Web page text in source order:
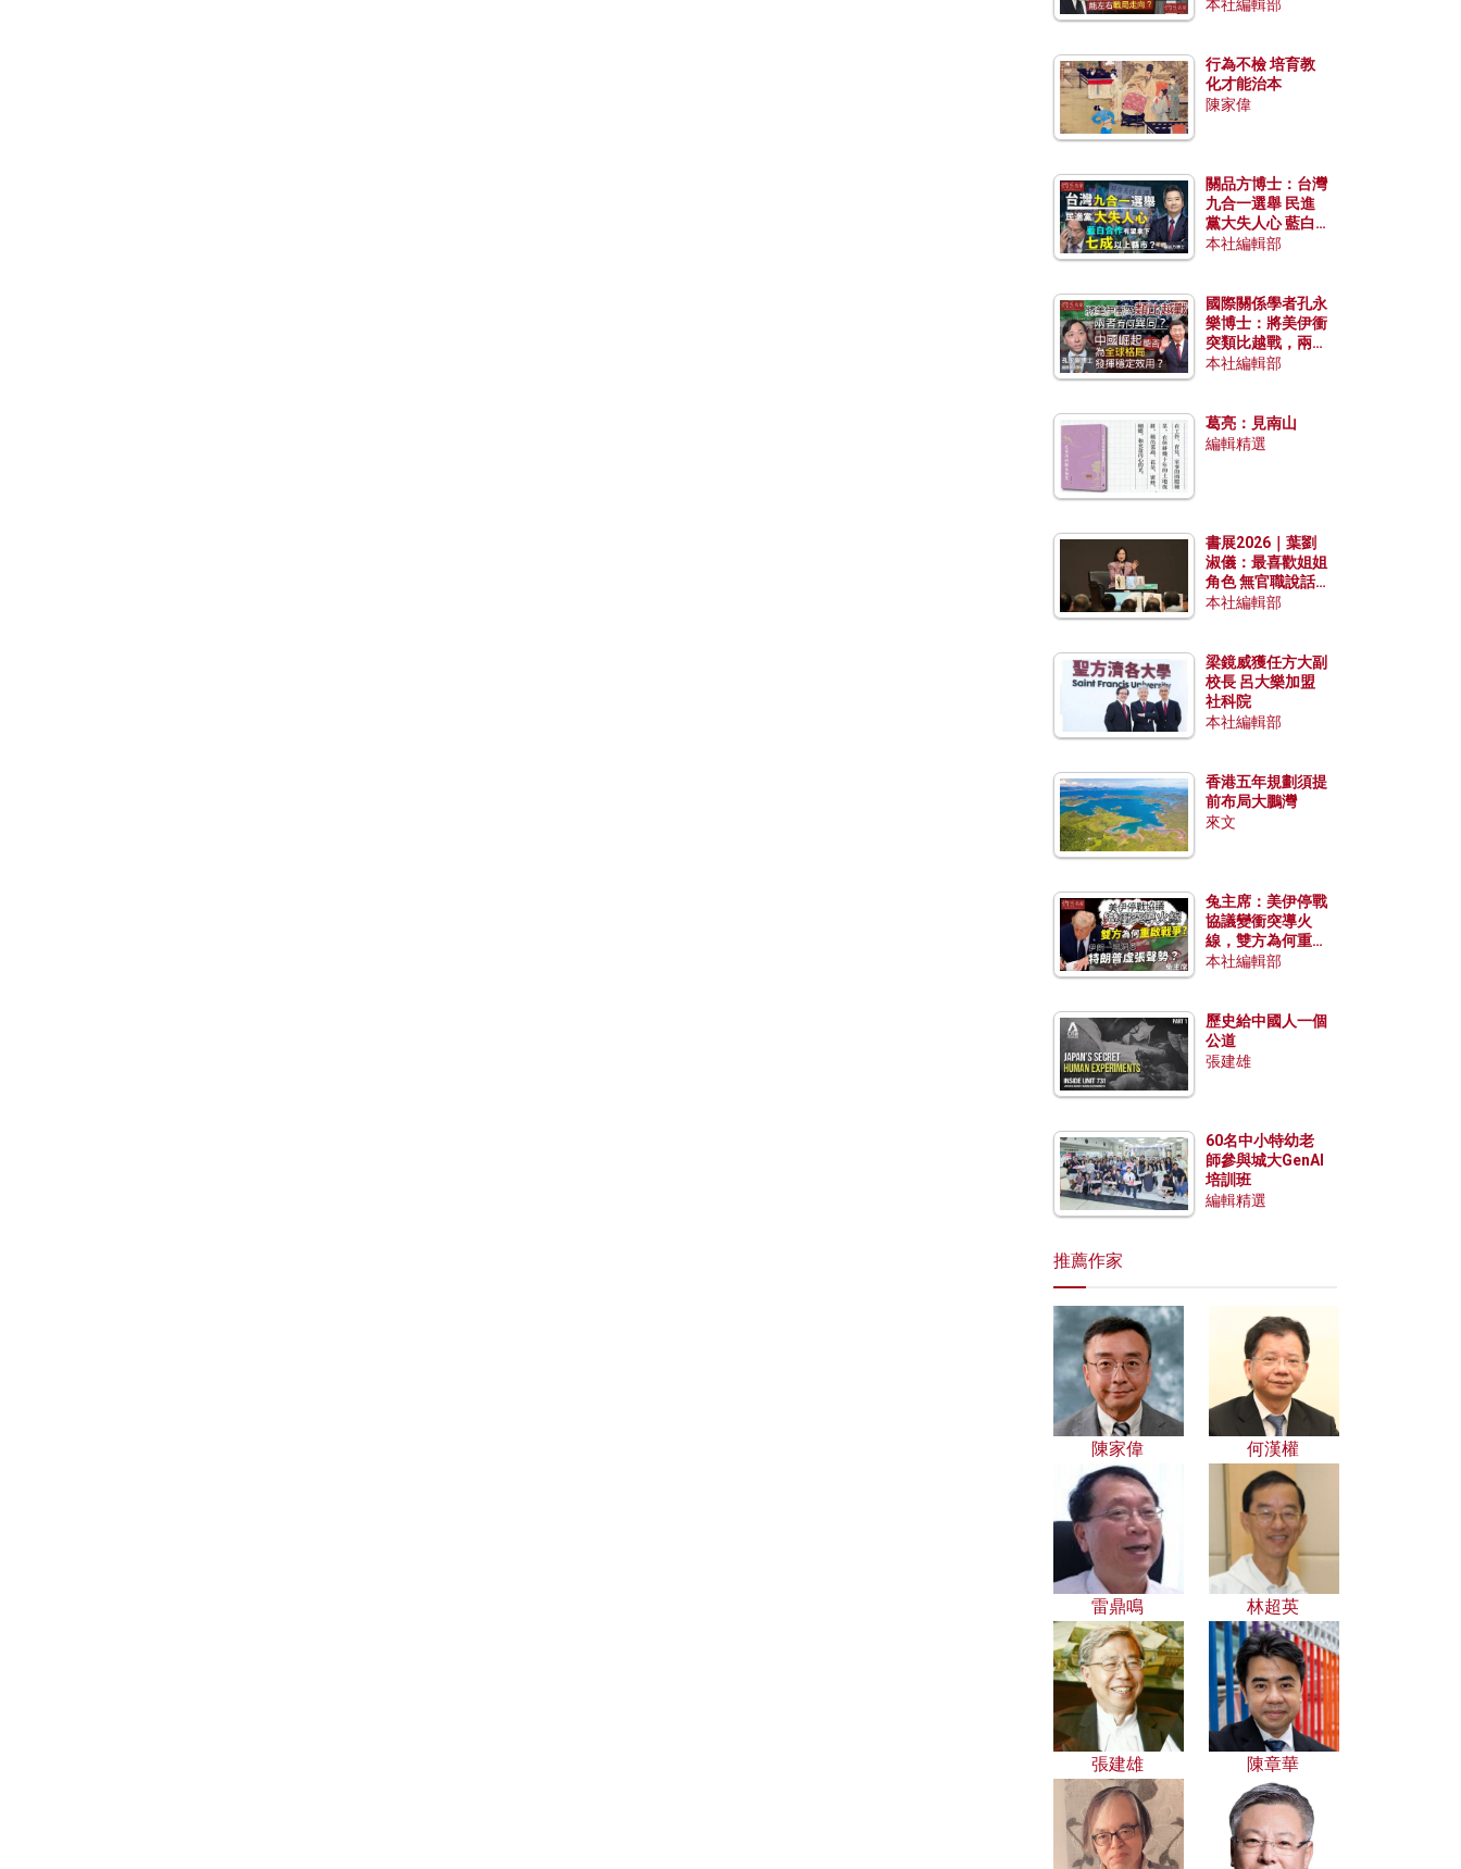
國零部件能左右戰
本社編輯部
行為不檢 培育教
化才能治本
陳家偉
關品方博士：台灣
九合一選舉 民進
黨大失人心 藍白
合作有望拿下七成
本社編輯部
國際關係學者孔永
樂博士：將美伊衝
突類比越戰，兩者
有何異同？中國崛
本社編輯部
葛亮：見南山
編輯精選
書展2026｜葉劉
淑儀：最喜歡姐姐
角色 無官職說話
包袱少
本社編輯部
梁鏡威獲任方大副
校長 呂大樂加盟
社科院
本社編輯部
香港五年規劃須提
前布局大鵬灣
來文
兔主席：美伊停戰
協議變衝突導火
線，雙方為何重啟
戰爭？伊朗一早洞
本社編輯部
歷史給中國人一個
公道
張建雄
60名中小特幼老
師參與城大GenAI
培訓班
編輯精選
推薦作家
陳家偉 何漢權
雷鼎鳴 林超英
張建雄 陳章華